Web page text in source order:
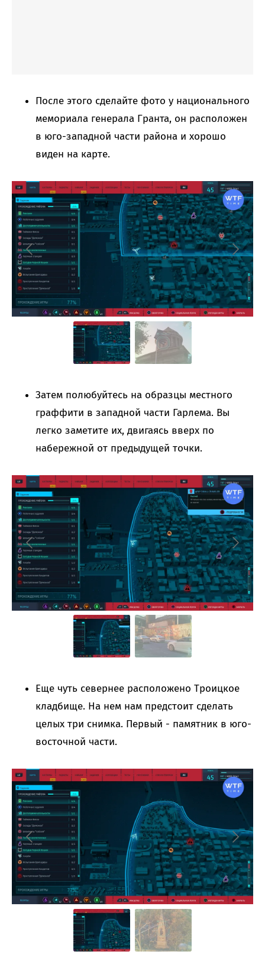
После этого сделайте фото у национального
мемориала генерала Гранта, он расположен
в юго-западной части района и хорошо
виден на карте.
Затем полюбуйтесь на образцы местного
граффити в западной части Гарлема. Вы
легко заметите их, двигаясь вверх по
набережной от предыдущей точки.
Еще чуть севернее расположено Троицкое
кладбище. На нем нам предстоит сделать
целых три снимка. Первый - памятник в юго-
восточной части.